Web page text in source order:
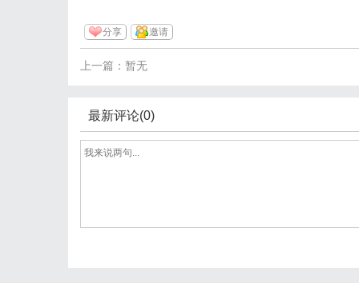
分享 邀请
上一篇：暂无
最新评论(0)